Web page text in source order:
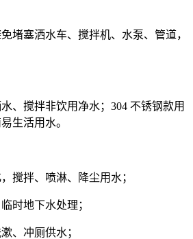
堵塞洒水车、搅拌机、水泵、管道，
、搅拌非饮用净水；304 不锈钢款用
生活用水。
搅拌、喷淋、降尘用水；
时地下水处理；
、冲厕供水；